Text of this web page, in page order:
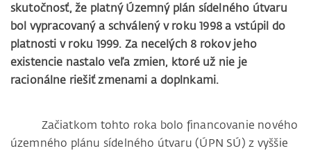
skutočnosť, že platný Územný plán sídelného útvaru
bol vypracovaný a schválený v roku 1998 a vstúpil do
platnosti v roku 1999. Za necelých 8 rokov jeho
existencie nastalo veľa zmien, ktoré už nie je
racionálne riešiť zmenami a doplnkami.
Začiatkom tohto roka bolo financovanie nového
územného plánu sídelného útvaru (ÚPN SÚ) z vyššie